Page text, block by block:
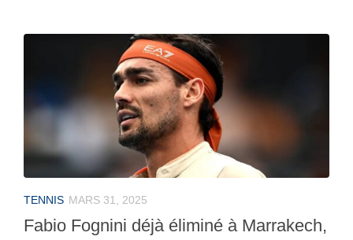
TENNIS MARS 31, 2025
Fabio Fognini déjà éliminé à Marrakech,